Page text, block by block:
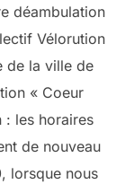
déambulation
Vélorution
de la ville de
« Coeur
: les horaires
de nouveau
lorsque nous